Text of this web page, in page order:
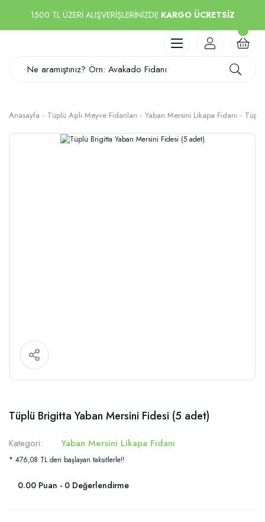
1500 TL ÜZERİ ALIŞVERİŞLERİNİZDE KARGO ÜCRETSİZ
Anasayfa Tüplü Aşılı Meyve Fidanları Yaban Mersini Likapa Fidanı
Tüplü Brigitta Yaban Mersini Fidesi (5 adet)
Kategori Yaban Mersini Likapa Fidanı
* 476,08 TL den başlayan taksitlerle!!
0.00 Puan - 0 Değerlendirme